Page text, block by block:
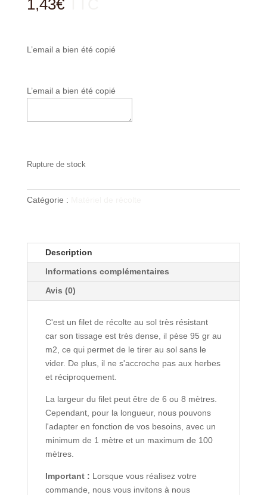
1,43€
L’email a bien été copié
L’email a bien été copié
Rupture de stock
Catégorie :
Description
Informations complémentaires
Avis (0)
C'est un filet de récolte au sol très résistant
car son tissage est très dense, il pèse 95 gr au
m2, ce qui permet de le tirer au sol sans le
vider. De plus, il ne s'accroche pas aux herbes
et réciproquement.
La largeur du filet peut être de 6 ou 8 mètres.
Cependant, pour la longueur, nous pouvons
l'adapter en fonction de vos besoins, avec un
minimum de 1 mètre et un maximum de 100
mètres.
Important : Lorsque vous réalisez votre
commande, nous vous invitons à nous